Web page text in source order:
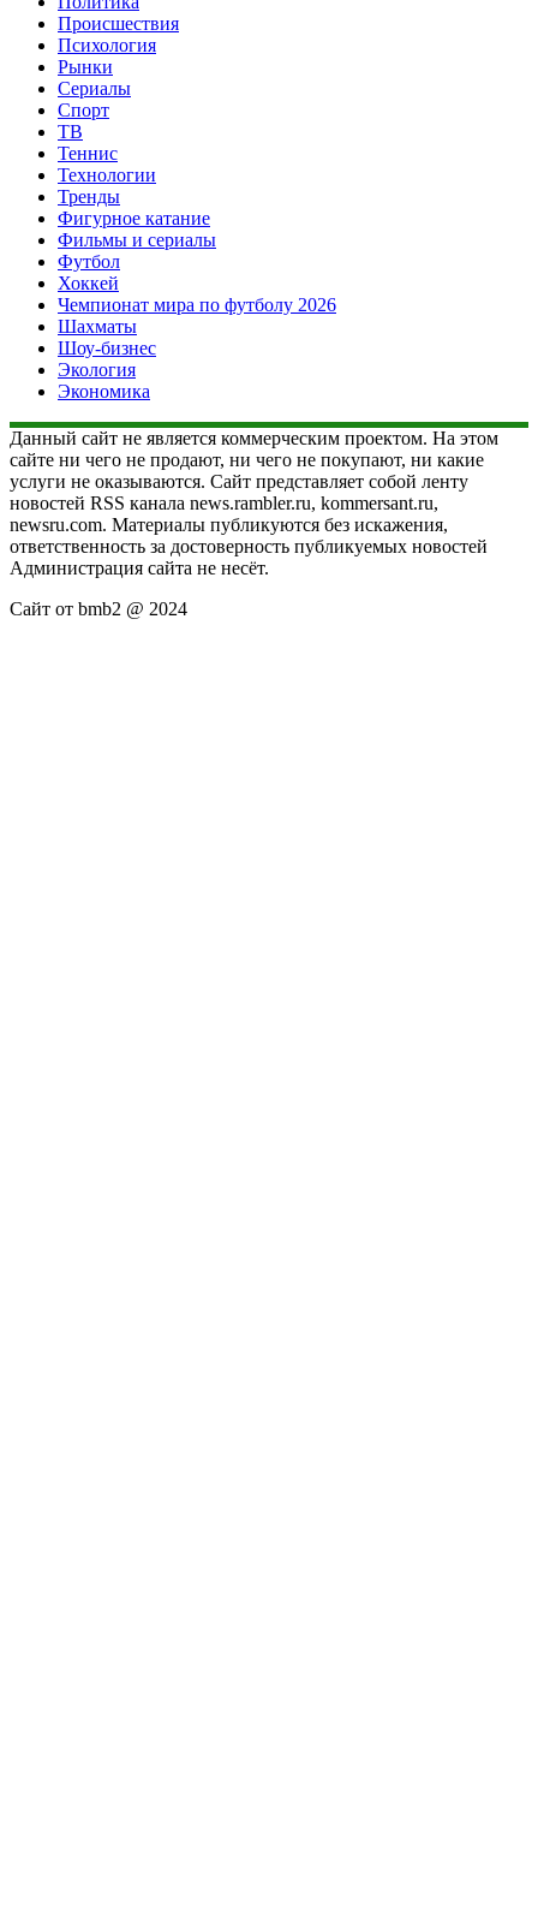
Происшествия
Психология
Рынки
Сериалы
Спорт
ТВ
Теннис
Технологии
Тренды
Фигурное катание
Фильмы и сериалы
Футбол
Хоккей
Чемпионат мира по футболу 2026
Шахматы
Шоу-бизнес
Экология
Экономика
Данный сайт не является коммерческим проектом. На этом
сайте ни чего не продают, ни чего не покупают, ни какие
услуги не оказываются. Сайт представляет собой ленту
новостей RSS канала news.rambler.ru, kommersant.ru,
newsru.com. Материалы публикуются без искажения,
ответственность за достоверность публикуемых новостей
Администрация сайта не несёт.
Сайт от bmb2 @ 2024